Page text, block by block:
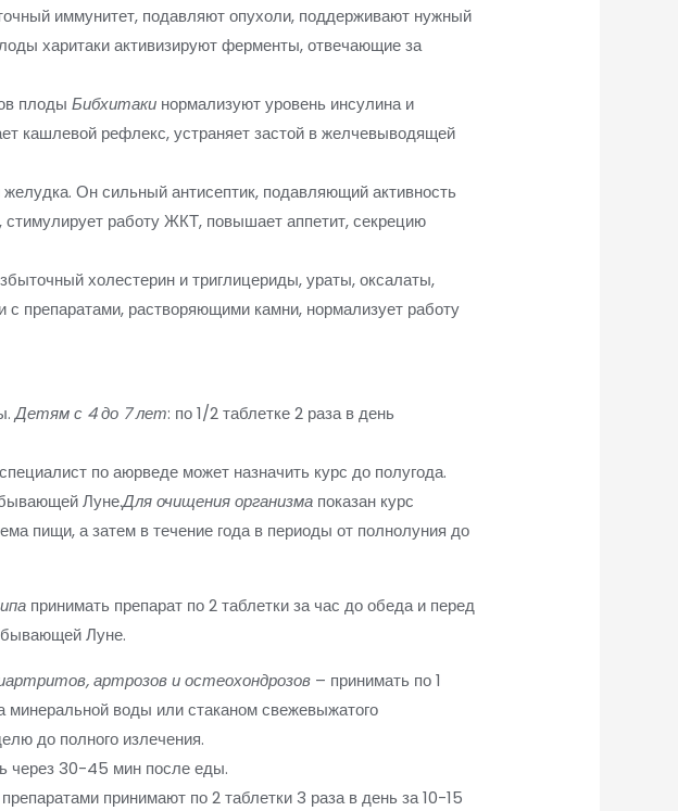
иммунитет, подавляют опухоли, поддерживают нужный
харитаки активизируют ферменты, отвечающие за
плодыБибхитаки нормализуют уровень инсулина и
кашлевой рефлекс, устраняет застой в желчевыводящей
Он сильный антисептик, подавляющий активность
работу ЖКТ, повышает аппетит, секрецию
холестерин и триглицериды, ураты, оксалаты,
с препаратами, растворяющими камни, нормализует работу
Детям с 4 до 7 лет: по 1/2 таблетке 2 раза в день
по аюрведе может назначить курс до полугода.
Луне.Для очищения организма показан курс
пищи, а затем в течение года в периоды от полнолуния до
принимать препарат по 2 таблетки за час до обеда и перед
Луне.
артрозов и остеохондрозов – принимать по 1
минеральной воды или стаканом свежевыжатого
до полного излечения.
через 30-45 мин после еды.
принимают по 2 таблетки 3 раза в день за 10-15